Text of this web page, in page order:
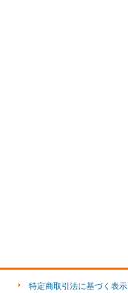
特定商取引法に基づく表示